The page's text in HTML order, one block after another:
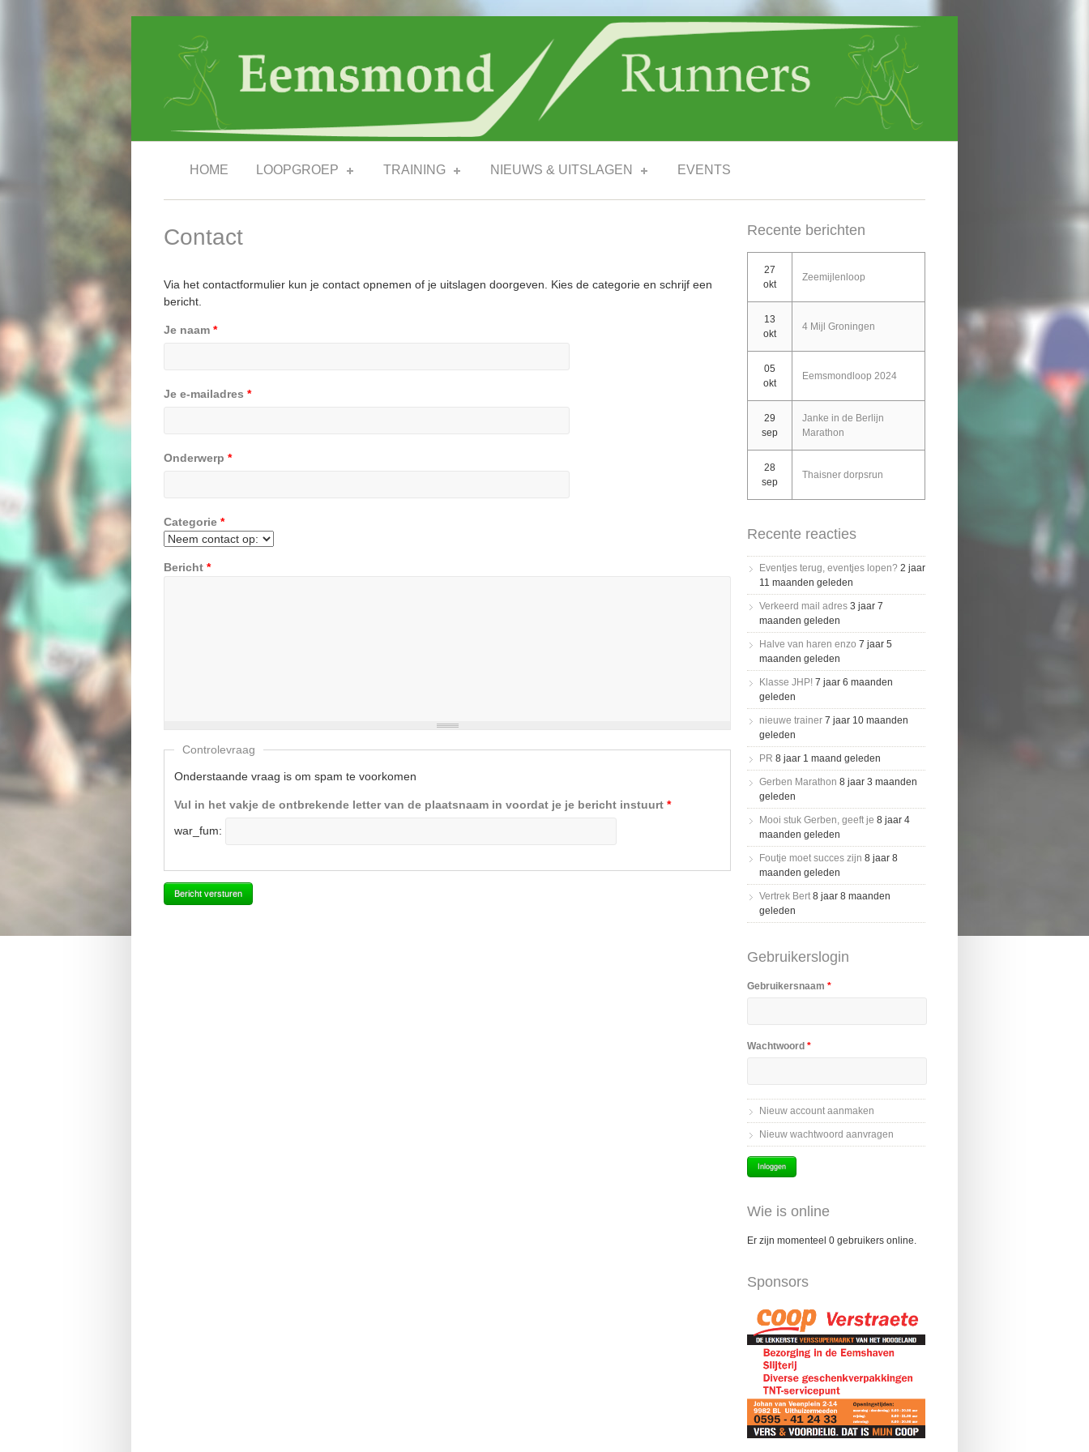
HOME LOOPGROEP TRAINING NIEUWS & UITSLAGEN EVENTS
Contact
Via het contactformulier kun je contact opnemen of je uitslagen doorgeven. Kies de categorie en schrijf een
bericht.
Je naam *
Je e-mailadres *
Onderwerp *
Categorie *
Bericht *
Controlevraag
Onderstaande vraag is om spam te voorkomen
Vul in het vakje de ontbrekende letter van de plaatsnaam in voordat je je bericht instuurt *
war_fum:
Recente berichten
27
okt
Zeemijlenloop
13
okt
4 Mijl Groningen
05
okt
Eemsmondloop 2024
29
sep
Janke in de Berlijn
Marathon
28
sep
Thaisner dorpsrun
Recente reacties
Eventjes terug, eventjes lopen? 2 jaar
11 maanden geleden
Verkeerd mail adres 3 jaar 7
maanden geleden
Halve van haren enzo 7 jaar 5
maanden geleden
Klasse JHP! 7 jaar 6 maanden
geleden
nieuwe trainer 7 jaar 10 maanden
geleden
PR 8 jaar 1 maand geleden
Gerben Marathon 8 jaar 3 maanden
geleden
Mooi stuk Gerben, geeft je 8 jaar 4
maanden geleden
Foutje moet succes zijn 8 jaar 8
maanden geleden
Vertrek Bert 8 jaar 8 maanden
geleden
Gebruikerslogin
Gebruikersnaam *
Wachtwoord *
Nieuw account aanmaken
Nieuw wachtwoord aanvragen
Wie is online
Er zijn momenteel 0 gebruikers online.
Sponsors